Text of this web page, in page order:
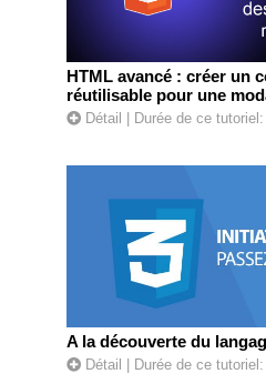
HTML avancé : créer un
réutilisable pour une
Détail | Durée de ce
A la découverte du
Détail | Durée de ce